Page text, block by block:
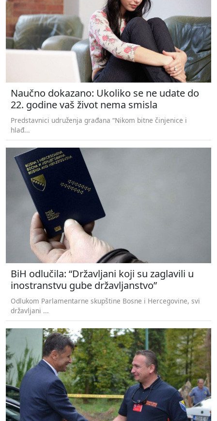
Naučno dokazano: Ukoliko se ne udate do
22. godine vaš život nema smisla
Predstavnici udruženja građana “Nikom bitne činjenice i
hlađ...
BiH odlučila: “Državljani koji su zaglavili u
inostranstvu gube državljanstvo”
Odlukom Parlamentarne skupštine Bosne i Hercegovine, svi
državljani ...